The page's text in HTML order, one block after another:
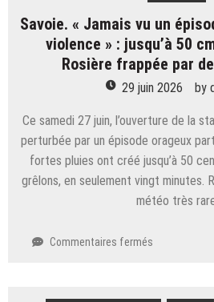
préavis
de
grève
illimitée
au
train
pour
la
Mer
Savoie. « Jamais vu un
violence » : jusqu’à 50
Rosière frappée par
29 juin 2026 by
Ce samedi 27 juin, l’ouverture de la
perturbée par un épisode orageux
fortes pluies ont créé jusqu’à 50
grêlons, en seulement vingt minutes.
météo très
Commentaires fermés